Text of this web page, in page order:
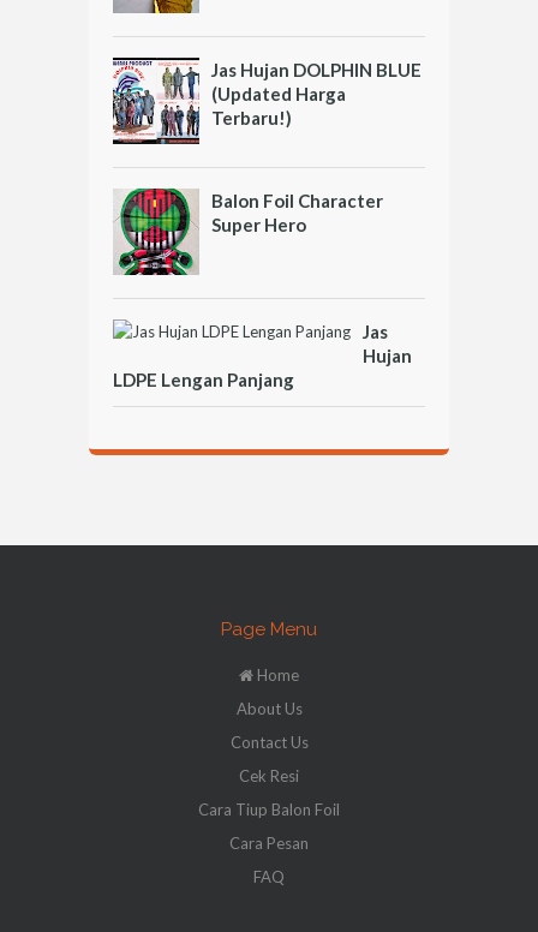
Jas Hujan DOLPHIN BLUE
(Updated Harga
Terbaru!)
Balon Foil Character
Super Hero
Jas
Hujan
LDPE Lengan Panjang
Page Menu
Home
About Us
Contact Us
Cek Resi
Cara Tiup Balon Foil
Cara Pesan
FAQ